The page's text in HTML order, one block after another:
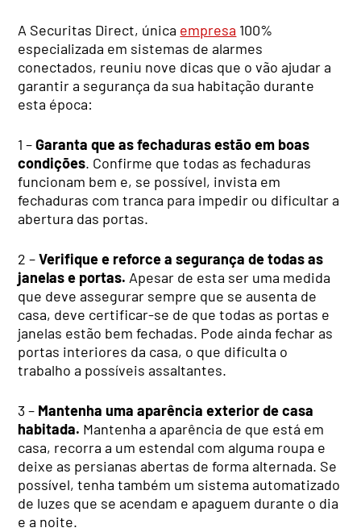
A Securitas Direct, única empresa 100%
especializada em sistemas de alarmes
conectados, reuniu nove dicas que o vão ajudar a
garantir a segurança da sua habitação durante
esta época:
1 –Garanta que as fechaduras estão em boas
condições. Confirme que todas as fechaduras
funcionam bem e, se possível, invista em
fechaduras com tranca para impedir ou dificultar a
abertura das portas.
2 –Verifique e reforce a segurança de todas as
janelas e portas. Apesar de esta ser uma medida
que deve assegurar sempre que se ausenta de
casa, deve certificar-se de que todas as portas e
janelas estão bem fechadas. Pode ainda fechar as
portas interiores da casa, o que dificulta o
trabalho a possíveis assaltantes.
3 – Mantenha uma aparência exterior de casa
habitada. Mantenha a aparência de que está em
casa, recorra a um estendal com alguma roupa e
deixe as persianas abertas de forma alternada. Se
possível, tenha também um sistema automatizado
de luzes que se acendam e apaguem durante o dia
e a noite.